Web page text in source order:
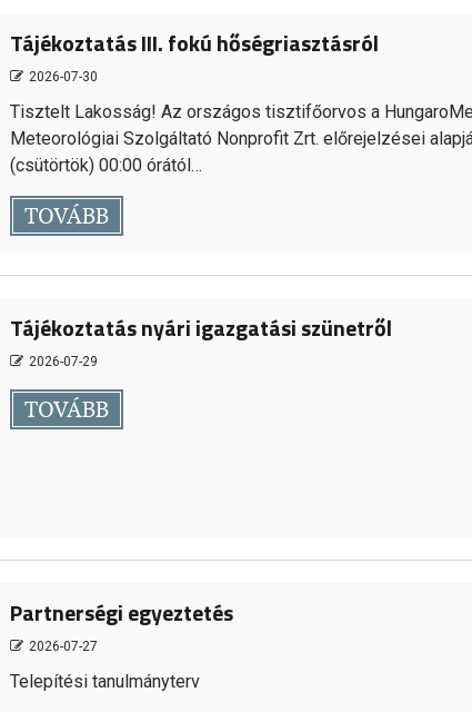
Tájékoztatás III. fokú hőségriasztásról
2026-07-30
Tisztelt Lakosság! Az országos tisztifőorvos a
Meteorológiai Szolgáltató Nonprofit Zrt. előrejelzései
(csütörtök) 00:00 órától…
TOVÁBB
Tájékoztatás nyári igazgatási szünetről
2026-07-29
TOVÁBB
Partnerségi egyeztetés
2026-07-27
Telepítési tanulmányterv